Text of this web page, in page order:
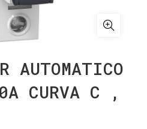
AUTOMATICO
CURVA C ,